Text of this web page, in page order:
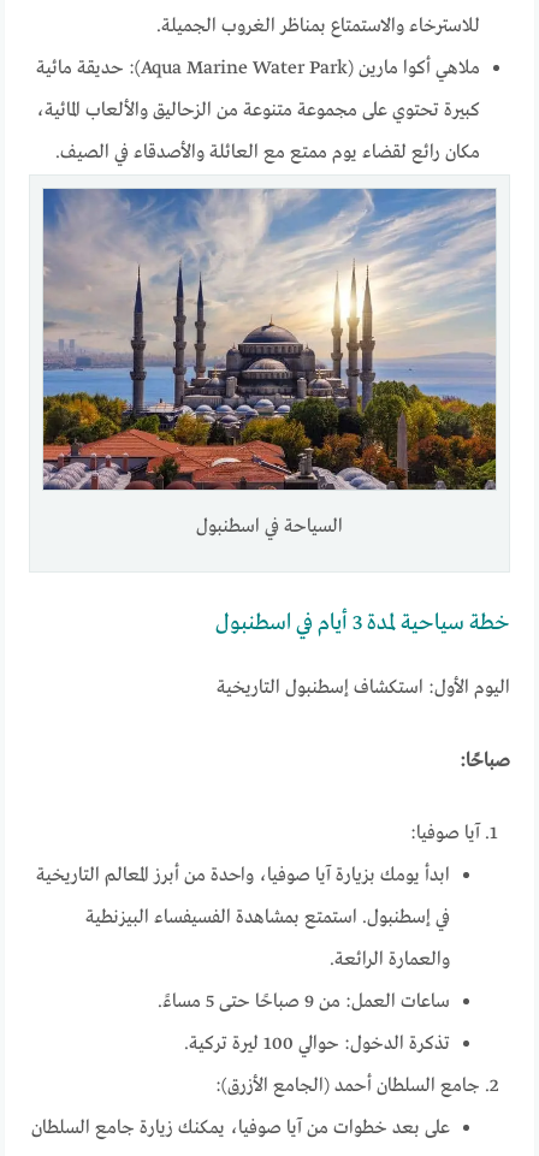
للاسترخاء والاستمتاع بمناظر الغروب الجميلة.
ملاهي أكوا مارين (Aqua Marine Water Park): حديقة مائية
كبيرة تحتوي على مجموعة متنوعة من الزحاليق والألعاب المائية،
مكان رائع لقضاء يوم ممتع مع العائلة والأصدقاء في الصيف.
السياحة في اسطنبول
خطة سياحية لمدة 3 أيام في اسطنبول
اليوم الأول: استكشاف إسطنبول التاريخية
صباحًا:
آيا صوفيا:
ابدأ يومك بزيارة آيا صوفيا، واحدة من أبرز المعالم التاريخية
في إسطنبول. استمتع بمشاهدة الفسيفساء البيزنطية
والعمارة الرائعة.
ساعات العمل: من 9 صباحًا حتى 5 مساءً.
تذكرة الدخول: حوالي 100 ليرة تركية.
جامع السلطان أحمد (الجامع الأزرق):
على بعد خطوات من آيا صوفيا، يمكنك زيارة جامع السلطان